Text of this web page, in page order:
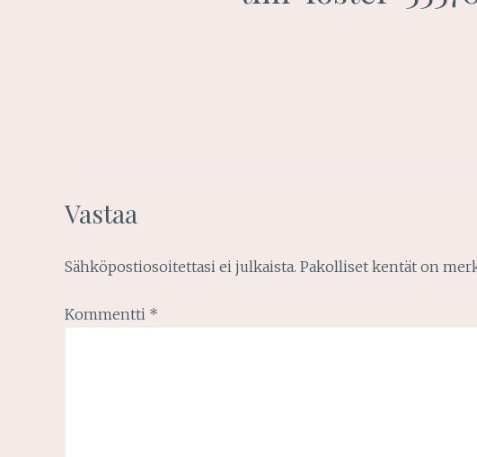
Vastaa
Sähköpostiosoitettasi ei julkaista. Pakolliset kentät on
Kommentti *